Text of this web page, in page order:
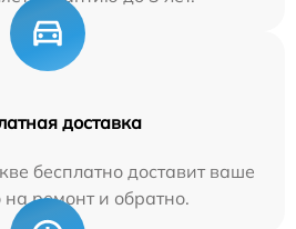
доставка
бесплатно доставит ваше
на ремонт и обратно.